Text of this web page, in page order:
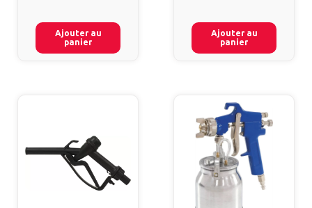
Ajouter au
panier
Ajouter au
panier